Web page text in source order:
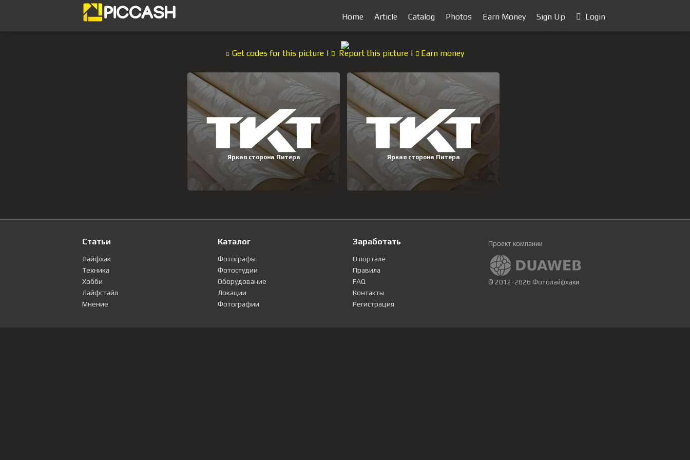
Home Article Catalog Photos Earn Money Sign Up Login
Get codes for this picture | Report this picture| Earn money
Статьи
Лайфхак
Техника
Хобби
Лайфстайл
Мнение
Каталог
Фотографы
Фотостудии
Оборудование
Локации
Фотографии
Заработать
О портале
Правила
FAQ
Контакты
Регистрация
Проект компании
© 2012-2026 Фотолайфхаки